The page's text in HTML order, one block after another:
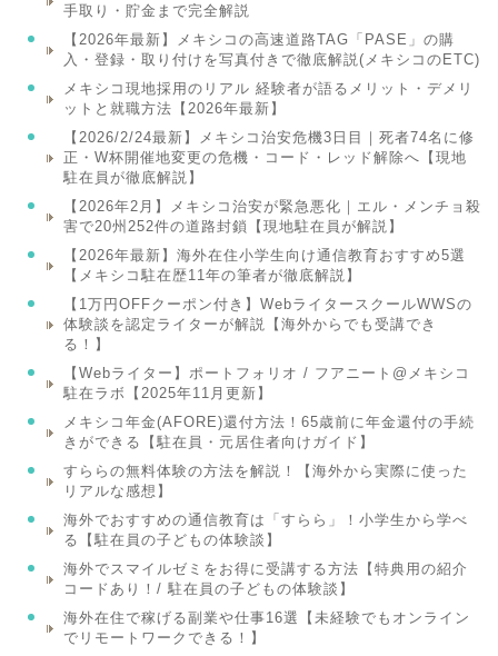
手取り・貯金まで完全解説
【2026年最新】メキシコの高速道路TAG「PASE」の購
入・登録・取り付けを写真付きで徹底解説(メキシコのETC)
メキシコ現地採用のリアル 経験者が語るメリット・デメリ
ットと就職方法【2026年最新】
【2026/2/24最新】メキシコ治安危機3日目｜死者74名に修
正・W杯開催地変更の危機・コード・レッド解除へ【現地
駐在員が徹底解説】
【2026年2月】メキシコ治安が緊急悪化｜エル・メンチョ殺
害で20州252件の道路封鎖【現地駐在員が解説】
【2026年最新】海外在住小学生向け通信教育おすすめ5選
【メキシコ駐在歴11年の筆者が徹底解説】
【1万円OFFクーポン付き】WebライタースクールWWSの
体験談を認定ライターが解説【海外からでも受講でき
る！】
【Webライター】ポートフォリオ / フアニート@メキシコ
駐在ラボ【2025年11月更新】
メキシコ年金(AFORE)還付方法！65歳前に年金還付の手続
きができる【駐在員・元居住者向けガイド】
すららの無料体験の方法を解説！【海外から実際に使った
リアルな感想】
海外でおすすめの通信教育は「すらら」！小学生から学べ
る【駐在員の子どもの体験談】
海外でスマイルゼミをお得に受講する方法【特典用の紹介
コードあり！/ 駐在員の子どもの体験談】
海外在住で稼げる副業や仕事16選【未経験でもオンライン
でリモートワークできる！】